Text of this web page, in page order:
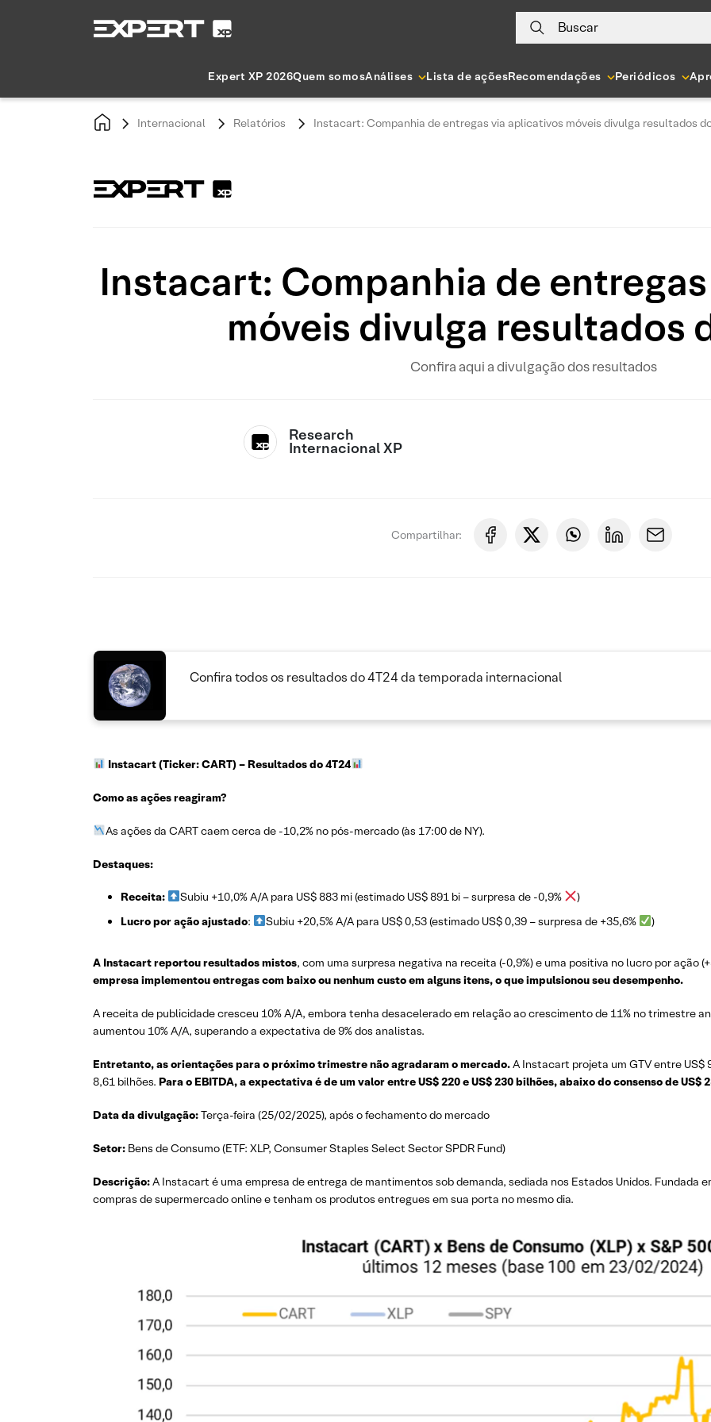
Buscar
Expert XP 2026Quem somosAnálises Lista de açõesRecomendações Periódicos
Internacional Relatórios Instacart: Companhia de entregas via aplicativos móveis divulga resultados
Instacart: Companhia de
móveis divulga resultados
Confira aqui a divulgação dos resultados
Research
Internacional XP
Compartilhar:
Confira todos os resultados do 4T24 da temporada internacional
Instacart (Ticker: CART)– Resultados do 4T24
Como as ações reagiram?
As ações da CART caem cerca de -10,2% no pós-mercado (às 17:00 de NY).
Destaques:
Receita: Subiu +10,0% A/A para US$ 883 mi (estimado US$ 891 bi – surpresa de -0,9%
)
Lucro por ação ajustado: Subiu +20,5% A/A para US$ 0,53 (estimado US$ 0,39 – surpresa de +35,6% )
A Instacart reportou resultados mistos, com uma surpresa negativa na receita (-0,9%) e uma positiva no lucro por ação
empresa implementou entregas com baixo ou nenhum custo em alguns itens, o que impulsionou seu desempenho.
A receita de publicidade cresceu 10% A/A, embora tenha desacelerado em relação ao crescimento de 11% no trimestre
aumentou 10% A/A, superando a expectativa de 9% dos analistas.
Entretanto, as orientações para o próximo trimestre não agradaram o mercado.A Instacart projeta um GTV entre US$
8,61 bilhões. Para o EBITDA, a expectativa é de um valor entre US$ 220 e US$ 230 bilhões, abaixo do consenso de US$
Data da divulgação:Terça-feira (25/02/2025), após o fechamento do mercado
Setor: Bens de Consumo (ETF: XLP, Consumer Staples Select Sector SPDR Fund)
Descrição:A Instacart é uma empresa de entrega de mantimentos sob demanda, sediada nos Estados Unidos. Fundada
compras de supermercado online e tenham os produtos entregues em sua porta no mesmo dia.